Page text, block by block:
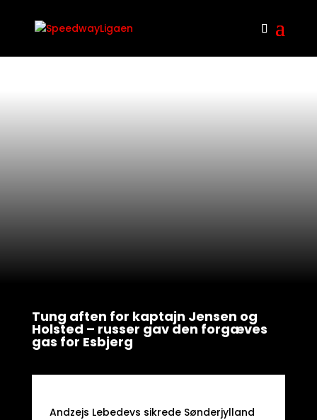
Tung aften for kaptajn Jensen og
Holsted – russer gav den forgæves
gas for Esbjerg
Andzejs Lebedevs sikrede Sønderjylland